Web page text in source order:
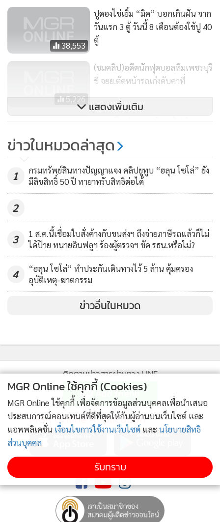
แล้วไปเลือกของอื่น แม่ค้าหั่นใส่กล่องแพ็กด้วยกล่องโฟม ห่อ
หนังสือพิมพ์ทับมิดชิด เปลี่ยนปลาตัวเล็กลง สายสมุทรสาคร -
สมทรสงคราม (ธนบุรี - ปากท่อ)
- หอยแครง หอยแมลงภู่ ซื้อที่ตลาดอ่างศิลา ตลาดที่ย้ายมาจาก
สะพานปลา ซื้อแล้วเสียค่าจ้างนึ่งมาร้อนๆๆ ขอให้เลือกให้ดี นึ่ง
สุกมาแล้วไม่กล้ากินเพราะแกะออกมา เนื้อมันเปื่อยแบบเก่า
มาก กินปูเป็น กุ้งเป็นชัวร์กว่ากันเยอะเลย ไม่ต้องเสียความรู้สึก
คงไม่ใช่เฉพาะเจ้านี้ ซื้อเจ้าอื่นก็โดนมาแล้ว สันดานโกงนี่ทำกัน
จัง เรื่องเล็ก เรื่องใหญ่ไม่เว้น”
38,553
ปูดองไข่เยิ้ม “มิค” บอกเกินฝัน จาก
วันแรก 3 ตู้ วันนี้ 8 เดือนต้องใช้ปู 40
ตู้
5,226
(ชมคลิป)อดีตนักฟุตบอลทีมเพชรบุรี
ขี่ จยย.ตัดหน้ารถเก๋งดับคาที่
7,533
เทรนด์ใหม่ของคนขับรถไปทำงาน!
Destination ฟังก์ชันช่วยหาผู้
โดยสารไปทางเดียวกัน ประหยัด
ค่าน้ำมันได้เพียบ!
แสดงเพิ่มเติม
ข่าวในหมวดล่าสุด
1
กรมทรัพย์สินทางปัญญาแจง คลิปยูทูบ “ฮลุน โซโล่” ยัง
มีลิขสิทธิ์ 50 ปี ทายาทรับสิทธิต่อได้
2
3
1 ส.ค.นี้เชื่อมใบสั่งค้างกับขนส่งฯ ถึงจ่ายภาษีรถแล้วก็ไม่
ได้ป้าย ทนายอินฟลูฯ ร้องผู้ตรวจฯ ขัด รธน.หรือไม่?
4
“ฮลุน โซโล่” ทำประกันเดินทางไว้ 5 ล้าน คุ้มครอง
อุบัติเหตุ-ฆาตกรรม
ข่าวอื่นในหมวด
ติดตามข่าวสารผ่านทาง LINE
MGR Online Application
ติดตาม MGR Online
MGR Online ใช้คุกกี้ (Cookies)
MGR Online ใช้คุกกี้ เพื่อจัดการข้อมูลส่วนบุคคลเพื่อนำเสนอ
ประสบการณ์คอนเทนต์ที่ดีที่สุดให้กับผู้อ่านบนเว็บไซต์ และ
แอพพลิเคชั่น เงื่อนไขการใช้งานเว็บไซต์ และ นโยบายสิทธิ
ส่วนบุคคล
รับทราบ